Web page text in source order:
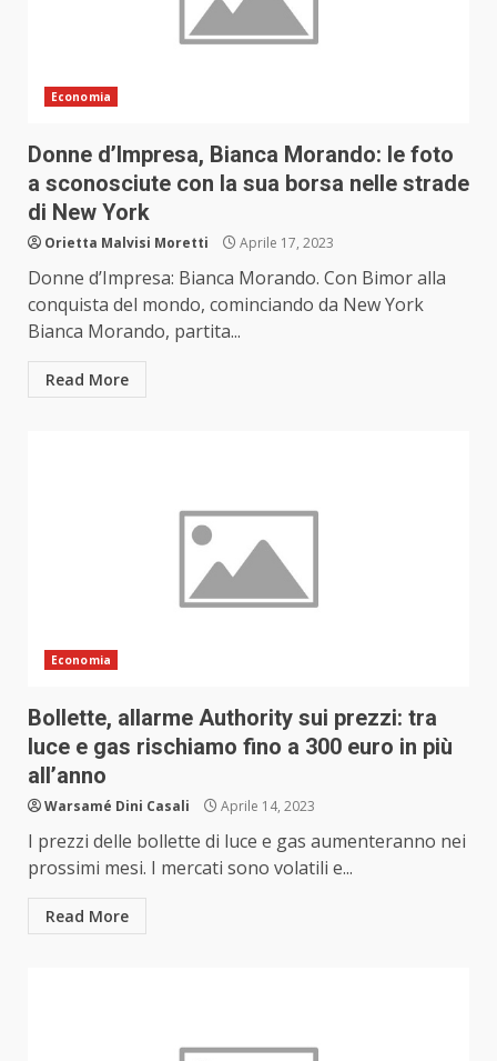
Economia
Donne d’Impresa, Bianca Morando: le foto
a sconosciute con la sua borsa nelle strade
di New York
Orietta Malvisi Moretti Aprile 17, 2023
Donne d’Impresa: Bianca Morando. Con Bimor alla
conquista del mondo, cominciando da New York
Bianca Morando, partita...
Read More
Economia
Bollette, allarme Authority sui prezzi: tra
luce e gas rischiamo fino a 300 euro in più
all’anno
Warsamé Dini Casali Aprile 14, 2023
I prezzi delle bollette di luce e gas aumenteranno nei
prossimi mesi. I mercati sono volatili e...
Read More